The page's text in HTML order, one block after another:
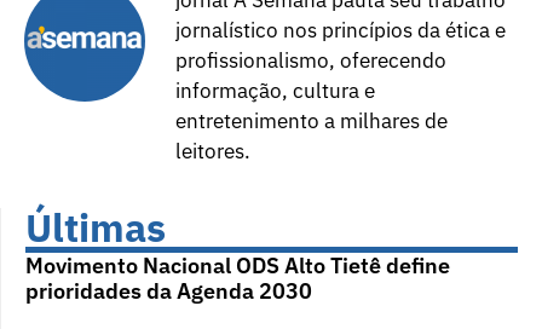
jornalístico nos princípios da ética e
profissionalismo, oferecendo
informação, cultura e
entretenimento a milhares de
leitores.
Últimas
Movimento Nacional ODS Alto Tietê define
prioridades da Agenda 2030